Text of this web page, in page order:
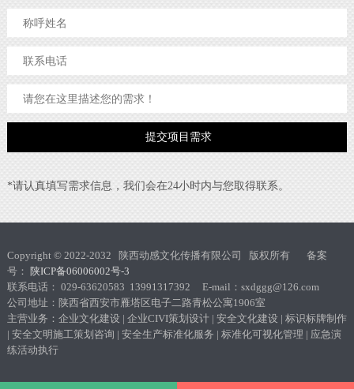
*请认真填写需求信息，我们会在24小时内与您取得联系。
Copyright © 2022-2032 陕西动感文化传播有限公司 版权所有 备案
号： 陕ICP备06006002号-3
联系电话： 029-63620583 13991317392 E-mail：sxdggg@126.com
公司地址：陕西省西安市雁塔区电子二路青松公寓1906室
主营业务：企业文化建设 | 企业CIVI策划设计 | 安全文化建设 | 标识标牌制作
| 安全文明施工策划咨询 | 安全生产标准化服务 | 标准化可视化管理 | 应急演
练活动执行